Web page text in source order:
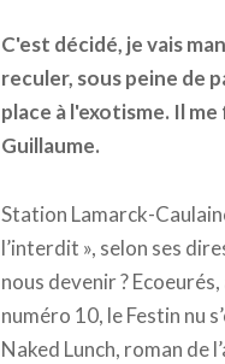
C'est décidé, je vais
reculer, sous peine de
place à l'exotisme. Il
Guillaume.
Station Lamarck-
l’interdit », selon ses
nous devenir ?
numéro 10, le Festin nu
Naked Lunch, roman de